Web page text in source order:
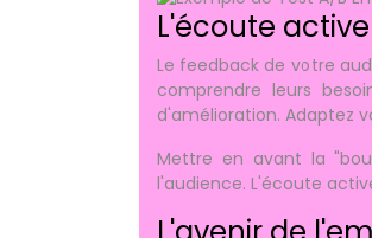
L'écoute
Le feedback de votre
comprendre leurs
d'amélioration. Adaptez
Mettre en avant la
l'audience. L'écoute